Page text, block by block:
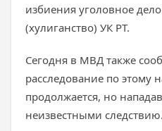
избиения уголовное
(хулиганство) УК РТ.
Сегодня в МВД также
расследование по этому
продолжается, но
неизвестными следствию.